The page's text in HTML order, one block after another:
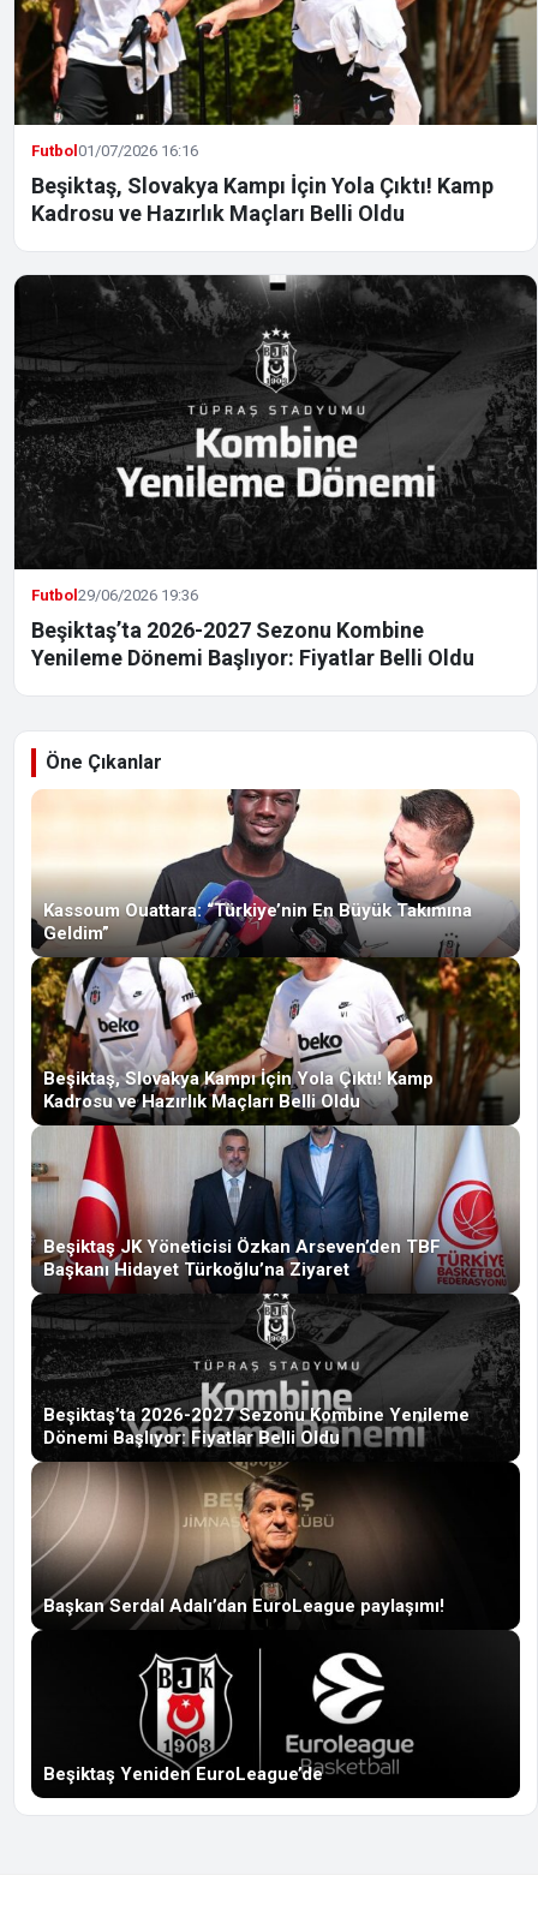
Futbol01/07/2026 16:16
Beşiktaş, Slovakya Kampı İçin Yola Çıktı! Kamp
Kadrosu ve Hazırlık Maçları Belli Oldu
Futbol29/06/2026 19:36
Beşiktaş’ta 2026-2027 Sezonu Kombine
Yenileme Dönemi Başlıyor: Fiyatlar Belli Oldu
Öne Çıkanlar
Kassoum Ouattara: “Türkiye’nin En Büyük Takımına
Geldim”
Beşiktaş, Slovakya Kampı İçin Yola Çıktı! Kamp
Kadrosu ve Hazırlık Maçları Belli Oldu
Beşiktaş JK Yöneticisi Özkan Arseven’den TBF
Başkanı Hidayet Türkoğlu’na Ziyaret
Beşiktaş’ta 2026-2027 Sezonu Kombine Yenileme
Dönemi Başlıyor: Fiyatlar Belli Oldu
Başkan Serdal Adalı’dan EuroLeague paylaşımı!
Beşiktaş Yeniden EuroLeague’de